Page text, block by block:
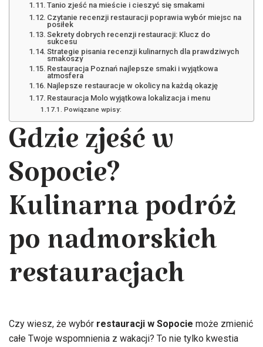
Tanio zjeść na mieście i cieszyć się smakami
Czytanie recenzji restauracji poprawia wybór miejsc na
posiłek
Sekrety dobrych recenzji restauracji: Klucz do
sukcesu
Strategie pisania recenzji kulinarnych dla prawdziwych
smakoszy
Restauracja Poznań najlepsze smaki i wyjątkowa
atmosfera
Najlepsze restauracje w okolicy na każdą okazję
Restauracja Molo wyjątkowa lokalizacja i menu
Powiązane wpisy:
Gdzie zjeść w
Sopocie?
Kulinarna podróż
po nadmorskich
restauracjach
Czy wiesz, że wybór restauracji w Sopocie może zmienić
całe Twoje wspomnienia z wakacji? To nie tylko kwestia